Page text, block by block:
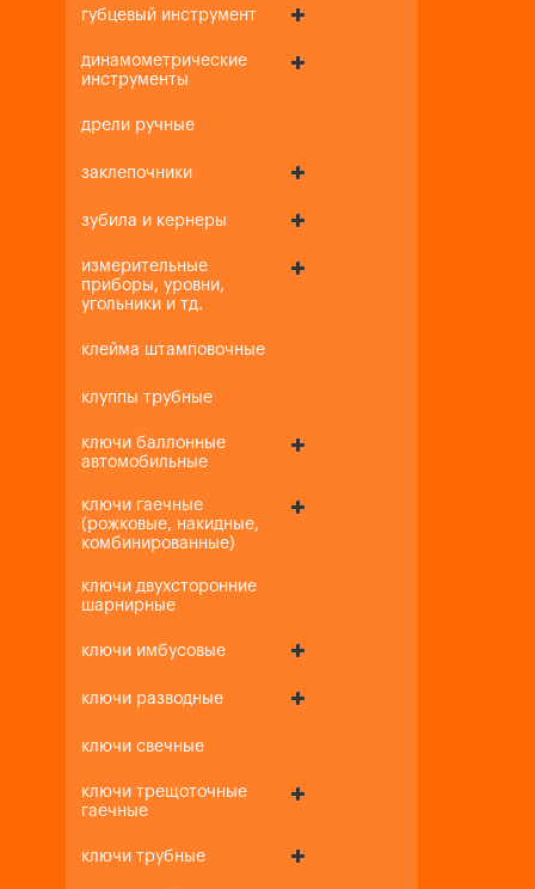
губцевый инструмент
динамометрические
инструменты
дрели ручные
заклепочники
зубила и кернеры
измерительные
приборы, уровни,
угольники и тд.
клейма штамповочные
клуппы трубные
ключи баллонные
автомобильные
ключи гаечные
(рожковые, накидные,
комбинированные)
ключи двухсторонние
шарнирные
ключи имбусовые
ключи разводные
ключи свечные
ключи трещоточные
гаечные
ключи трубные